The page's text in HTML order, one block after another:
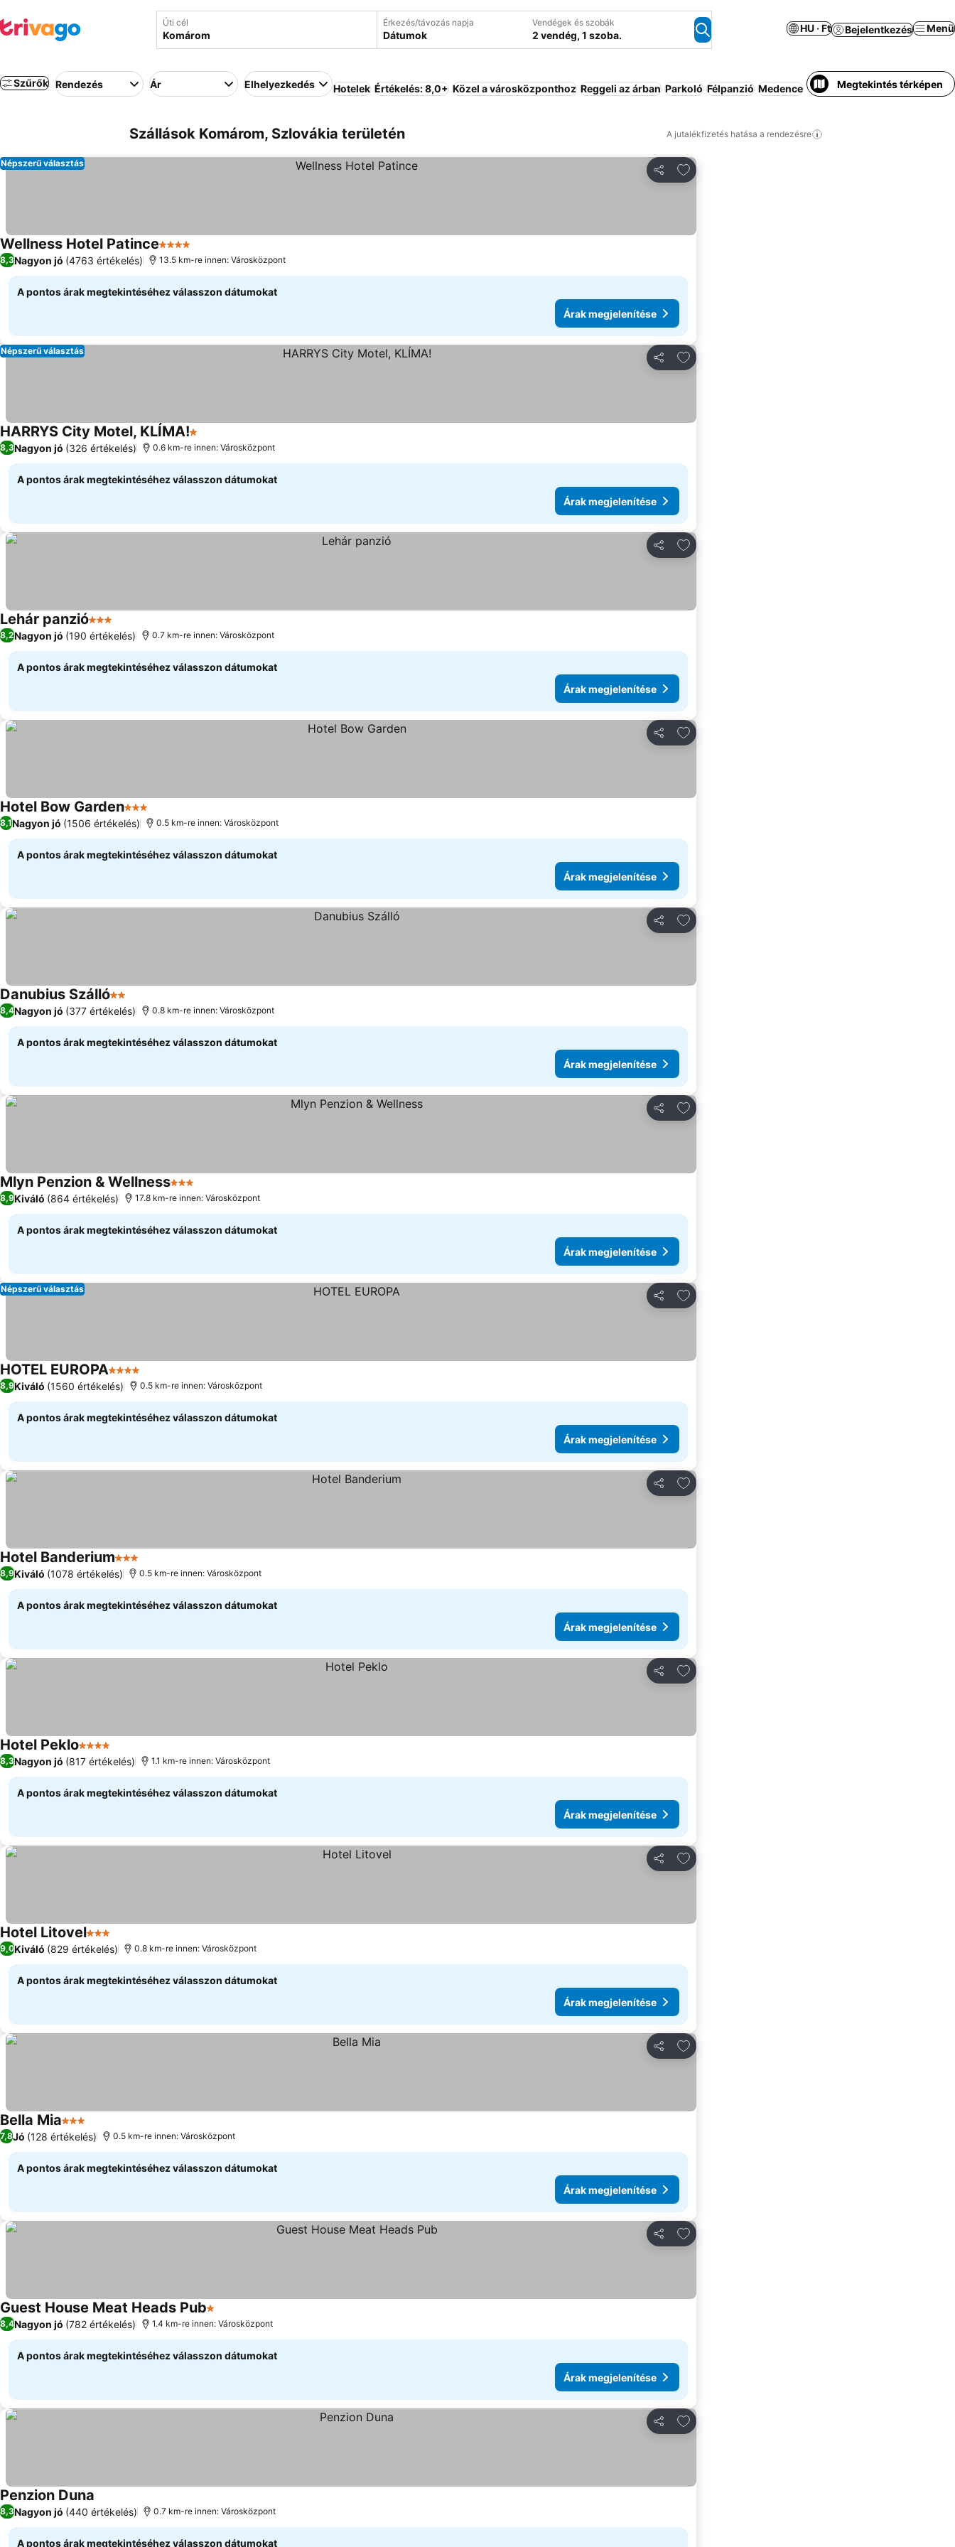
Úti cél Érkezés/távozás napja
Dátumok
Vendégek és szobák
2 vendég, 1 szoba.
HU · Ft Bejelentkezés Menü
Szűrők Rendezés Ár Elhelyezkedés Hotelek Értékelés: 8,0+ Közel a városközponthoz Reggeli az árban Parkoló Félpanzió Medence Apartmanhotel Üdülő
Megtekintés térképen
Szállások Komárom, Szlovákia területén A jutalékfizetés hatása a rendezésre
Megosztás
Hozzáadás a kedvencekhez
Népszerű választás
Wellness Hotel Patince4 Kategória
8,3Nagyon jó (4763 értékelés) 13.5 km-re innen: Városközpont
A pontos árak megtekintéséhez válasszon dátumokat
Árak megjelenítése
Megosztás
Hozzáadás a kedvencekhez
Népszerű választás
HARRYS City Motel, KLÍMA!1 Kategória
8,3Nagyon jó (326 értékelés) 0.6 km-re innen: Városközpont
A pontos árak megtekintéséhez válasszon dátumokat
Árak megjelenítése
Megosztás
Hozzáadás a kedvencekhez
Lehár panzió3 KategóriaÁrak megjelenítése
8,2Nagyon jó (190 értékelés) 0.7 km-re innen: Városközpont
A pontos árak megtekintéséhez válasszon dátumokat
Árak megjelenítése
Megosztás
Hozzáadás a kedvencekhez
Hotel Bow Garden3 KategóriaÁrak megjelenítése
8,1Nagyon jó (1506 értékelés) 0.5 km-re innen: Városközpont
A pontos árak megtekintéséhez válasszon dátumokat
Árak megjelenítése
Megosztás
Hozzáadás a kedvencekhez
Danubius Szálló2 Kategória
Árak megjelenítése
8,4Nagyon jó (377 értékelés) 0.8 km-re innen: Városközpont
A pontos árak megtekintéséhez válasszon dátumokat
Árak megjelenítése
Megosztás
Hozzáadás a kedvencekhez
Mlyn Penzion & Wellness3 Kategória
8,9Kiváló (864 értékelés) 17.8 km-re innen: Városközpont
A pontos árak megtekintéséhez válasszon dátumokat
Árak megjelenítése
Megosztás
Hozzáadás a kedvencekhez
Népszerű választás
HOTEL EUROPA4 Kategória
8,9Kiváló (1560 értékelés) 0.5 km-re innen: Városközpont
A pontos árak megtekintéséhez válasszon dátumokat
Árak megjelenítése
Megosztás
Hozzáadás a kedvencekhez
Hotel Banderium3 Kategória
8,9Kiváló (1078 értékelés) 0.5 km-re innen: Városközpont
A pontos árak megtekintéséhez válasszon dátumokat
Árak megjelenítése
Megosztás
Hozzáadás a kedvencekhez
Hotel Peklo4 KategóriaÁrak megjelenítése
8,3Nagyon jó (817 értékelés) 1.1 km-re innen: Városközpont
A pontos árak megtekintéséhez válasszon dátumokat
Árak megjelenítése
Megosztás
Hozzáadás a kedvencekhez
Hotel Litovel3 KategóriaÁrak megjelenítése
9,0Kiváló (829 értékelés) 0.8 km-re innen: Városközpont
A pontos árak megtekintéséhez válasszon dátumokat
Árak megjelenítése
Megosztás
Hozzáadás a kedvencekhez
Bella Mia3 KategóriaÁrak megjelenítése
7,8Jó (128 értékelés) 0.5 km-re innen: Városközpont
A pontos árak megtekintéséhez válasszon dátumokat
Árak megjelenítése
Megosztás
Hozzáadás a kedvencekhez
Guest House Meat Heads Pub1 Kategória
8,4Nagyon jó (782 értékelés) 1.4 km-re innen: Városközpont
A pontos árak megtekintéséhez válasszon dátumokat
Árak megjelenítése
Megosztás
Hozzáadás a kedvencekhez
Penzion Duna Árak megjelenítése
8,3Nagyon jó (440 értékelés) 0.7 km-re innen: Városközpont
A pontos árak megtekintéséhez válasszon dátumokat